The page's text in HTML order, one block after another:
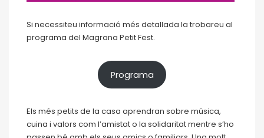
Si necessiteu informació més detallada la trobareu al
programa del Magrana Petit Fest.
Programa
Els més petits de la casa aprendran sobre música,
cuina i valors com l’amistat o la solidaritat mentre s’ho